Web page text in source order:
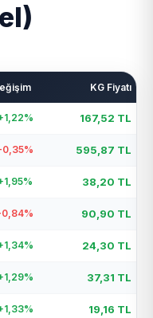
KG Fiyatı
167,52 TL
0,35% 595,87 TL
38,20 TL
90,90 TL
24,30 TL
37,31 TL
19,16 TL